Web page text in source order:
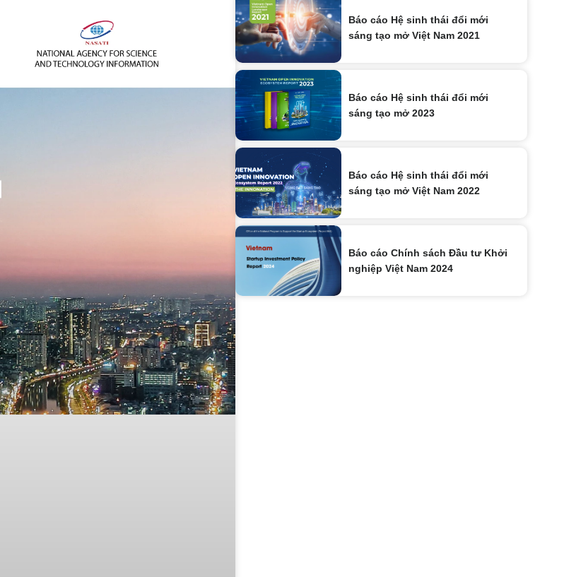
Báo cáo Hệ sinh thái đổi mới
sáng tạo mở Việt Nam 2021
Báo cáo Hệ sinh thái đổi mới
sáng tạo mở 2023
Báo cáo Hệ sinh thái đổi mới
sáng tạo mở Việt Nam 2022
Báo cáo Chính sách Đầu tư Khởi
nghiệp Việt Nam 2024